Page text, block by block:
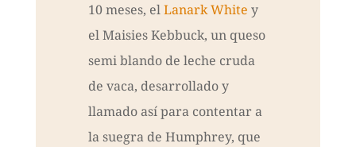
10 meses, elLanark White y
el Maisies Kebbuck, un queso
semi blando de leche cruda
de vaca, desarrollado y
llamado así para contentar a
la suegra de Humphrey, que